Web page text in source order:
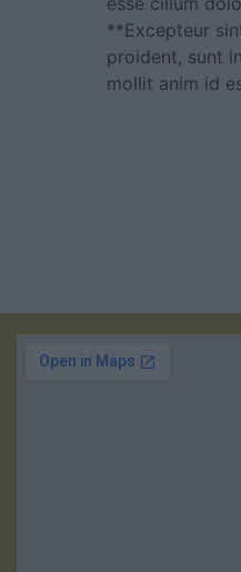
**Excepteur
proident, sunt
mollit anim id